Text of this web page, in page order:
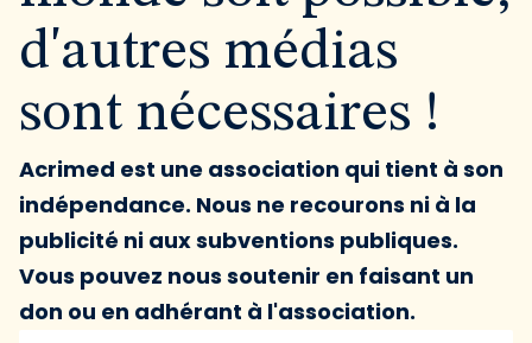
d'autres médias
sont nécessaires !
Acrimed est une association qui tient à son
indépendance. Nous ne recourons ni à la
publicité ni aux subventions publiques.
Vous pouvez nous soutenir en faisant un
don ou en adhérant à l'association.